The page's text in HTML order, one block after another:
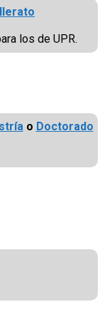
los de UPR.
o Doctorado